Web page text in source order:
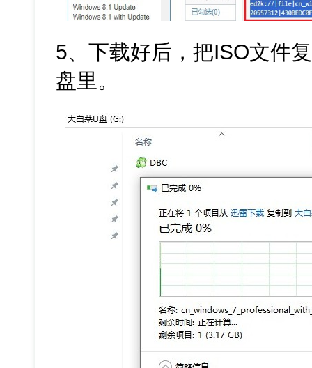
5、下载好后，把ISO文件
盘里。